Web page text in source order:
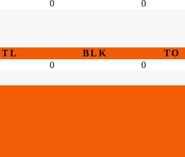
0 0
BLK TO
0 0